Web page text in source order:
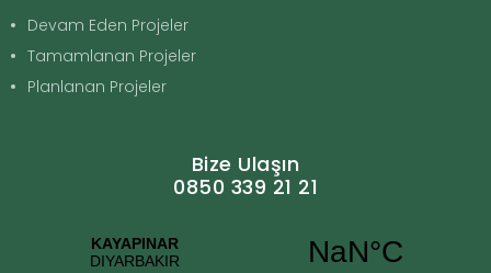
Devam Eden Projeler
Tamamlanan Projeler
Planlanan Projeler
Bize Ulaşın
0850 339 21 21